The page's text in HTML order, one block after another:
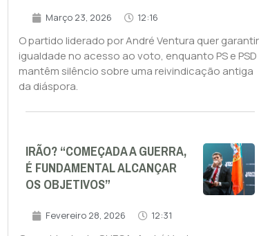
Março 23, 2026 12:16
O partido liderado por André Ventura quer garantir
igualdade no acesso ao voto, enquanto PS e PSD
mantêm silêncio sobre uma reivindicação antiga
da diáspora.
IRÃO? “COMEÇADA A GUERRA,
É FUNDAMENTAL ALCANÇAR
OS OBJETIVOS”
Fevereiro 28, 2026 12:31